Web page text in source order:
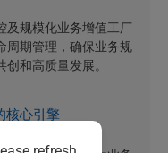
及规模化业务增值工厂
周期管理，确保业务规
和高质量发展。
核心引擎